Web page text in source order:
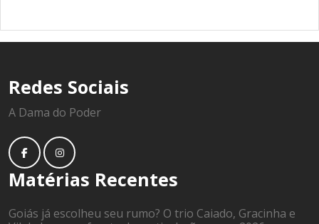
Redes Sociais
A Dama do Poder
Matérias Recentes
Goiás já escolheu seu rumo? O trio Caiado, Gracinha e